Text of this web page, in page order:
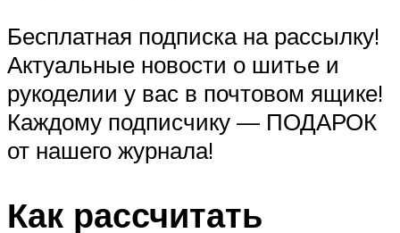
Бесплатная подписка на рассылку!
Актуальные новости о шитье и
рукоделии у вас в почтовом ящике!
Каждому подписчику — ПОДАРОК
от нашего журнала!
Как рассчитать